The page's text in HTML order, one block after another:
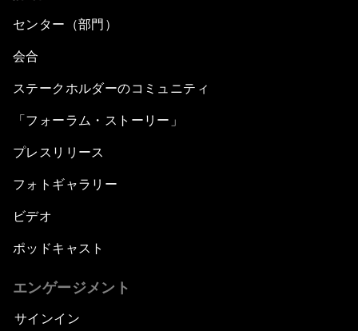
センター（部門）
会合
ステークホルダーのコミュニティ
「フォーラム・ストーリー」
プレスリリース
フォトギャラリー
ビデオ
ポッドキャスト
エンゲージメント
サインイン